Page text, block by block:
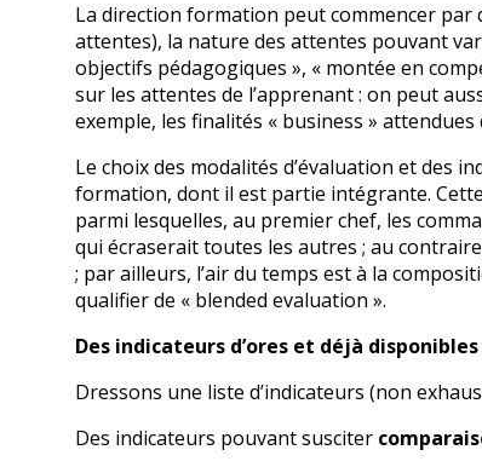
La direction formation peut commencer par
attentes), la nature des attentes pouvant
objectifs pédagogiques », « montée en
sur les attentes de l’apprenant : on peut
exemple, les finalités « business »
Le choix des modalités d’évaluation et des
formation, dont il est partie intégrante.
parmi lesquelles, au premier chef, les
qui écraserait toutes les autres ; au
; par ailleurs, l’air du temps est à la
qualifier de « blended evaluation ».
Des indicateurs d’ores et déjà
Dressons une liste d’indicateurs (non
Des indicateurs pouvant susciter